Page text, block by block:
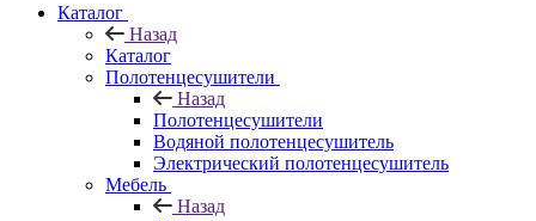
Каталог
Назад
Каталог
Полотенцесушители
Назад
Полотенцесушители
Водяной полотенцесушитель
Электрический полотенцесушитель
Мебель
Назад